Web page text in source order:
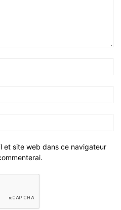
et site web dans ce navigateur